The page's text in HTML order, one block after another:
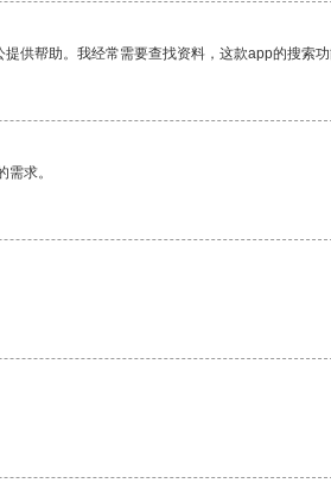
供帮助。我经常需要查找资料，这款app的搜索
求。